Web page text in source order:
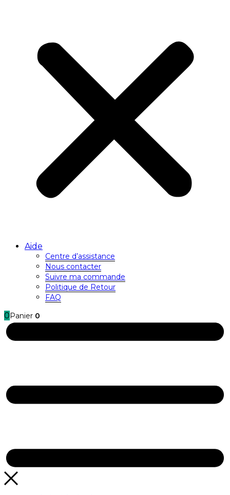
Aide
Centre d’assistance
Nous contacter
Suivre ma commande
Politique de Retour
FAQ
0 Panier 0